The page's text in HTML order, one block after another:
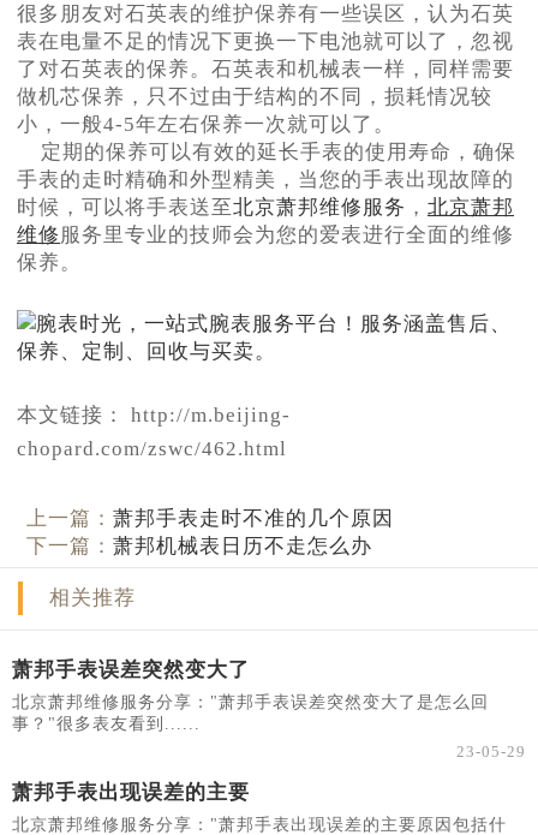
很多朋友对石英表的维护保养有一些误区，认为石英
表在电量不足的情况下更换一下电池就可以了，忽视
了对石英表的保养。石英表和机械表一样，同样需要
做机芯保养，只不过由于结构的不同，损耗情况较
小，一般4-5年左右保养一次就可以了。
定期的保养可以有效的延长手表的使用寿命，确保
手表的走时精确和外型精美，当您的手表出现故障的
时候，可以将手表送至北京萧邦维修服务 ， 北京萧邦
维修 服务里专业的技师会为您的爱表进行全面的维修
保养。
本文链接： http://m.beijing-
chopard.com/zswc/462.html
上一篇：萧邦手表走时不准的几个原因
下一篇：萧邦机械表日历不走怎么办
相关推荐
萧邦手表误差突然变大了
北京萧邦维修服务分享："萧邦手表误差突然变大了是怎么回
事？"很多表友看到......
23-05-29
萧邦手表出现误差的主要
北京萧邦维修服务分享："萧邦手表出现误差的主要原因包括什